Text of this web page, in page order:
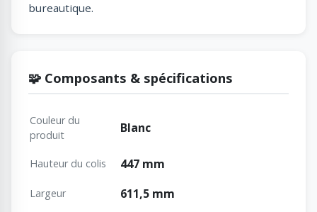
bureautique.
🧩 Composants & spécifications
Couleur du
produit
Blanc
Hauteur du colis 447 mm
Largeur 611,5 mm